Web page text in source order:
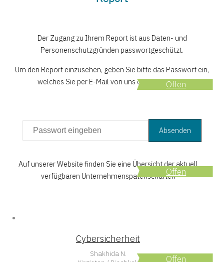
Der Zugang zu Ihrem Report ist aus Daten- und
Personenschutzgründen passwortgeschützt.
Um den Report einzusehen, geben Sie bitte das Passwort ein,
welches Sie per E-Mail von uns erhalten haben.
Auf unserer Website finden Sie eine Übersicht der aktuell
verfügbaren Unternehmenspatenschaften
Offen
Cybersicherheit
Shakhida N.
Offen
Offen